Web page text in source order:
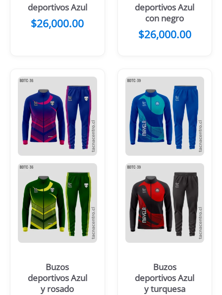
deportivos Azul
$26,000.00
deportivos Azul
con negro
$26,000.00
Buzos
deportivos Azul
y rosado
Buzos
deportivos Azul
y turquesa